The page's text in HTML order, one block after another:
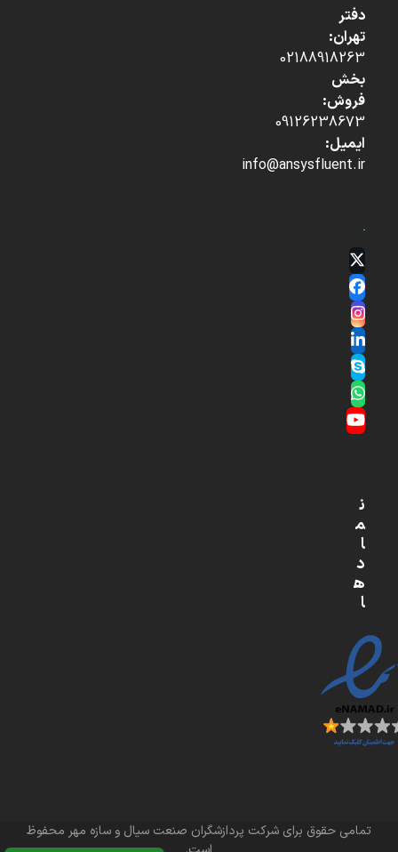
دفتر
تهران:
02188918263
بخش
فروش:
09126238673
ایمیل:
info@ansysfluent.ir
Twitter
(deprecated)
Facebook
Instagram
LinkedIn
Skype
Whatsapp
YouTube
ن
م
ا
د
ه
ا
تمامی حقوق برای شرکت پردازشگران صنعت سیال و سازه مهر محفوظ